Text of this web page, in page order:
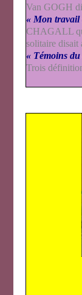
Van GOGH
« Mon travail
CHAGALL
solitaire disait
« Témoins du
Trois